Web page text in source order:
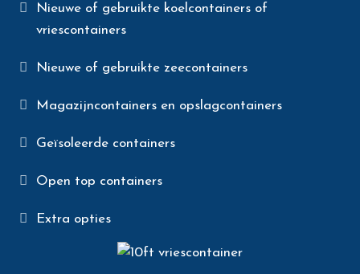
Nieuwe of gebruikte koelcontainers of
vriescontainers
Nieuwe of gebruikte zeecontainers
Magazijncontainers en opslagcontainers
Geïsoleerde containers
Open top containers
Extra opties